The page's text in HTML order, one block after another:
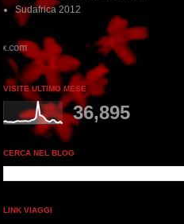
Sudafrica 2012
VISITE ULTIMO MESE
36,895
CERCA NEL BLOG
LINK VIAGGI